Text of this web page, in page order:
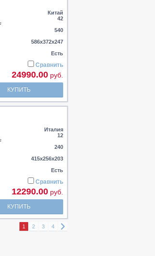
Китай
42
540
586х372х247
Есть
Сравнить
24990.00 руб.
КУПИТЬ
Италия
12
240
415х256х203
Есть
Сравнить
12290.00 руб.
КУПИТЬ
1 2 3 4